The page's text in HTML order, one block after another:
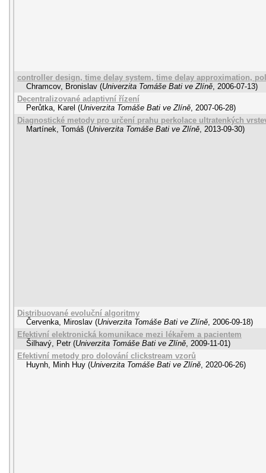
controller design, time delay system, time delay approximation,
Chramcov, Bronislav (Univerzita Tomáše Bati ve Zlíně, 2006-07-13)
Decentralizované adaptivní řízení
Perůtka, Karel (Univerzita Tomáše Bati ve Zlíně, 2007-06-28)
Diagnostické metody pro určení prahu perkolace ultratenkých
Martínek, Tomáš (Univerzita Tomáše Bati ve Zlíně, 2013-09-30)
Distribuované evoluční algoritmy
Červenka, Miroslav (Univerzita Tomáše Bati ve Zlíně, 2006-09-18)
Efektivní elektronická komunikace mezi lékařem a pacientem
Šilhavý, Petr (Univerzita Tomáše Bati ve Zlíně, 2009-11-01)
Efektivní metody pro dolování clickstream vzorů
Huynh, Minh Huy (Univerzita Tomáše Bati ve Zlíně, 2020-06-26)